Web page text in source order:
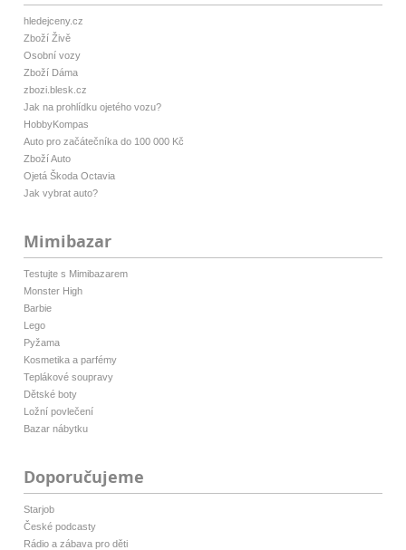
hledejceny.cz
Zboží Živě
Osobní vozy
Zboží Dáma
zbozi.blesk.cz
Jak na prohlídku ojetého vozu?
HobbyKompas
Auto pro začátečníka do 100 000 Kč
Zboží Auto
Ojetá Škoda Octavia
Jak vybrat auto?
Mimibazar
Testujte s Mimibazarem
Monster High
Barbie
Lego
Pyžama
Kosmetika a parfémy
Teplákové soupravy
Dětské boty
Ložní povlečení
Bazar nábytku
Doporučujeme
Starjob
České podcasty
Rádio a zábava pro děti